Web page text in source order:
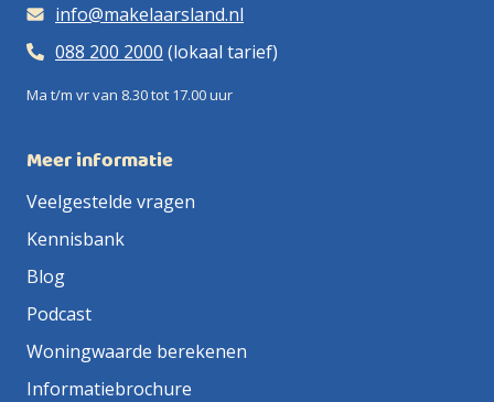
info@makelaarsland.nl
088 200 2000 (lokaal tarief)
Ma t/m vr van 8.30 tot 17.00 uur
Meer informatie
Veelgestelde vragen
Kennisbank
Blog
Podcast
Woningwaarde berekenen
Informatiebrochure